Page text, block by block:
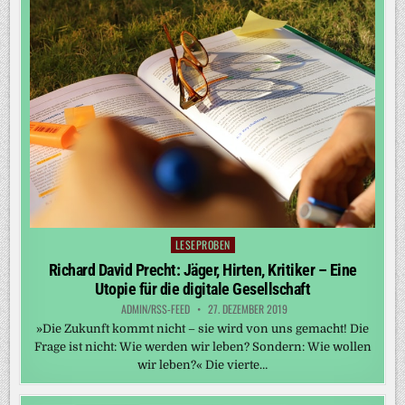
Posted
in
LESEPROBEN
Richard David Precht: Jäger, Hirten, Kritiker – Eine
Utopie für die digitale Gesellschaft
ADMIN/RSS-FEED 27. DEZEMBER 2019
»Die Zukunft kommt nicht – sie wird von uns gemacht! Die
Frage ist nicht: Wie werden wir leben? Sondern: Wie wollen
wir leben?« Die vierte…